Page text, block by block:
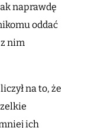
naprawdę
oddać
nim
na to, że
ich